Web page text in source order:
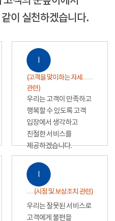
이 실천하겠습니다.
Ⅰ
(고객을 맞이하는 자세
관련)
우리는 고객이 만족하고
행복할 수 있도록 고객
입장에서 생각하고
친절한 서비스를
제공하겠습니다.
Ⅰ
(시정 및 보상조치 관련)
우리는 잘못된 서비스로
고객에게 불편을